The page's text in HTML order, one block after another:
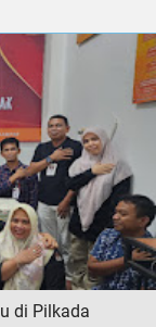
di Pilkada